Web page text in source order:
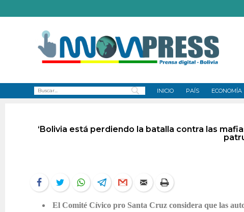
INICIO PAÍS ECONOMÍA
‘Bolivia está perdiendo la batalla contra las
El Comité Cívico pro Santa Cruz considera que las